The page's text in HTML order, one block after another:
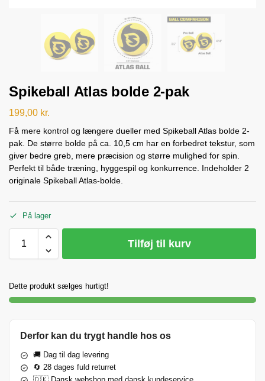
Spikeball Atlas bolde 2-pak
199,00 kr.
Få mere kontrol og længere dueller med Spikeball Atlas bolde 2-
pak. De større bolde på ca. 10,5 cm har en forbedret tekstur, som
giver bedre greb, mere præcision og større mulighed for spin.
Perfekt til både træning, hyggespil og konkurrence. Indeholder 2
originale Spikeball Atlas-bolde.
På lager
Tilføj til kurv
Dette produkt sælges hurtigt!
Derfor kan du trygt handle hos os
🚚 Dag til dag levering
🔄 28 dages fuld returret